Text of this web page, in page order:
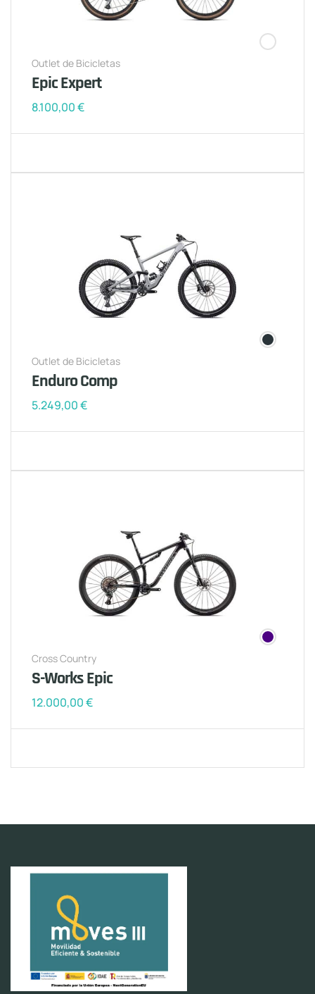
Outlet de Bicicletas
Epic Expert
8.100,00€
Outlet de Bicicletas
Enduro Comp
5.249,00€
Cross Country
S-Works Epic
12.000,00€